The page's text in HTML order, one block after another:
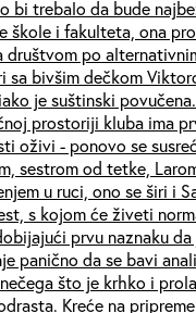
bi trebalo da bude
škole i fakulteta, ona
po
sa bivšim dečkom
je suštinski
prostoriji kluba ima
oživi - ponovo se
sestrom od tetke,
u ruci, ono se širi i
s kojom će živeti
prvu naznaku
panično da se bavi
što je krhko i
Kreće na